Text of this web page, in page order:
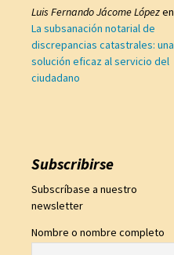
Luis Fernando Jácome Lópezen
La subsanación notarial de
discrepancias catastrales: una
solución eficaz al servicio del
ciudadano
Subscribirse
Subscríbase a nuestro
newsletter
Nombre o nombre completo